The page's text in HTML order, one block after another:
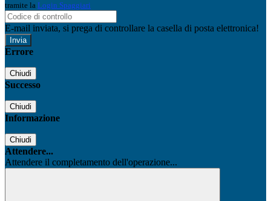
tramite la Login Spaggiari
E-mail inviata, si prega di controllare la casella di posta elettronica!
Errore
Chiudi
Successo
Chiudi
Informazione
Chiudi
Attendere...
Attendere il completamento dell'operazione...